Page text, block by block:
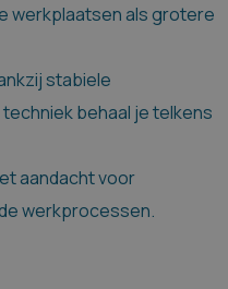
werkplaatsen als grotere
stabiele
behaal je telkens
aandacht voor
werkprocessen.